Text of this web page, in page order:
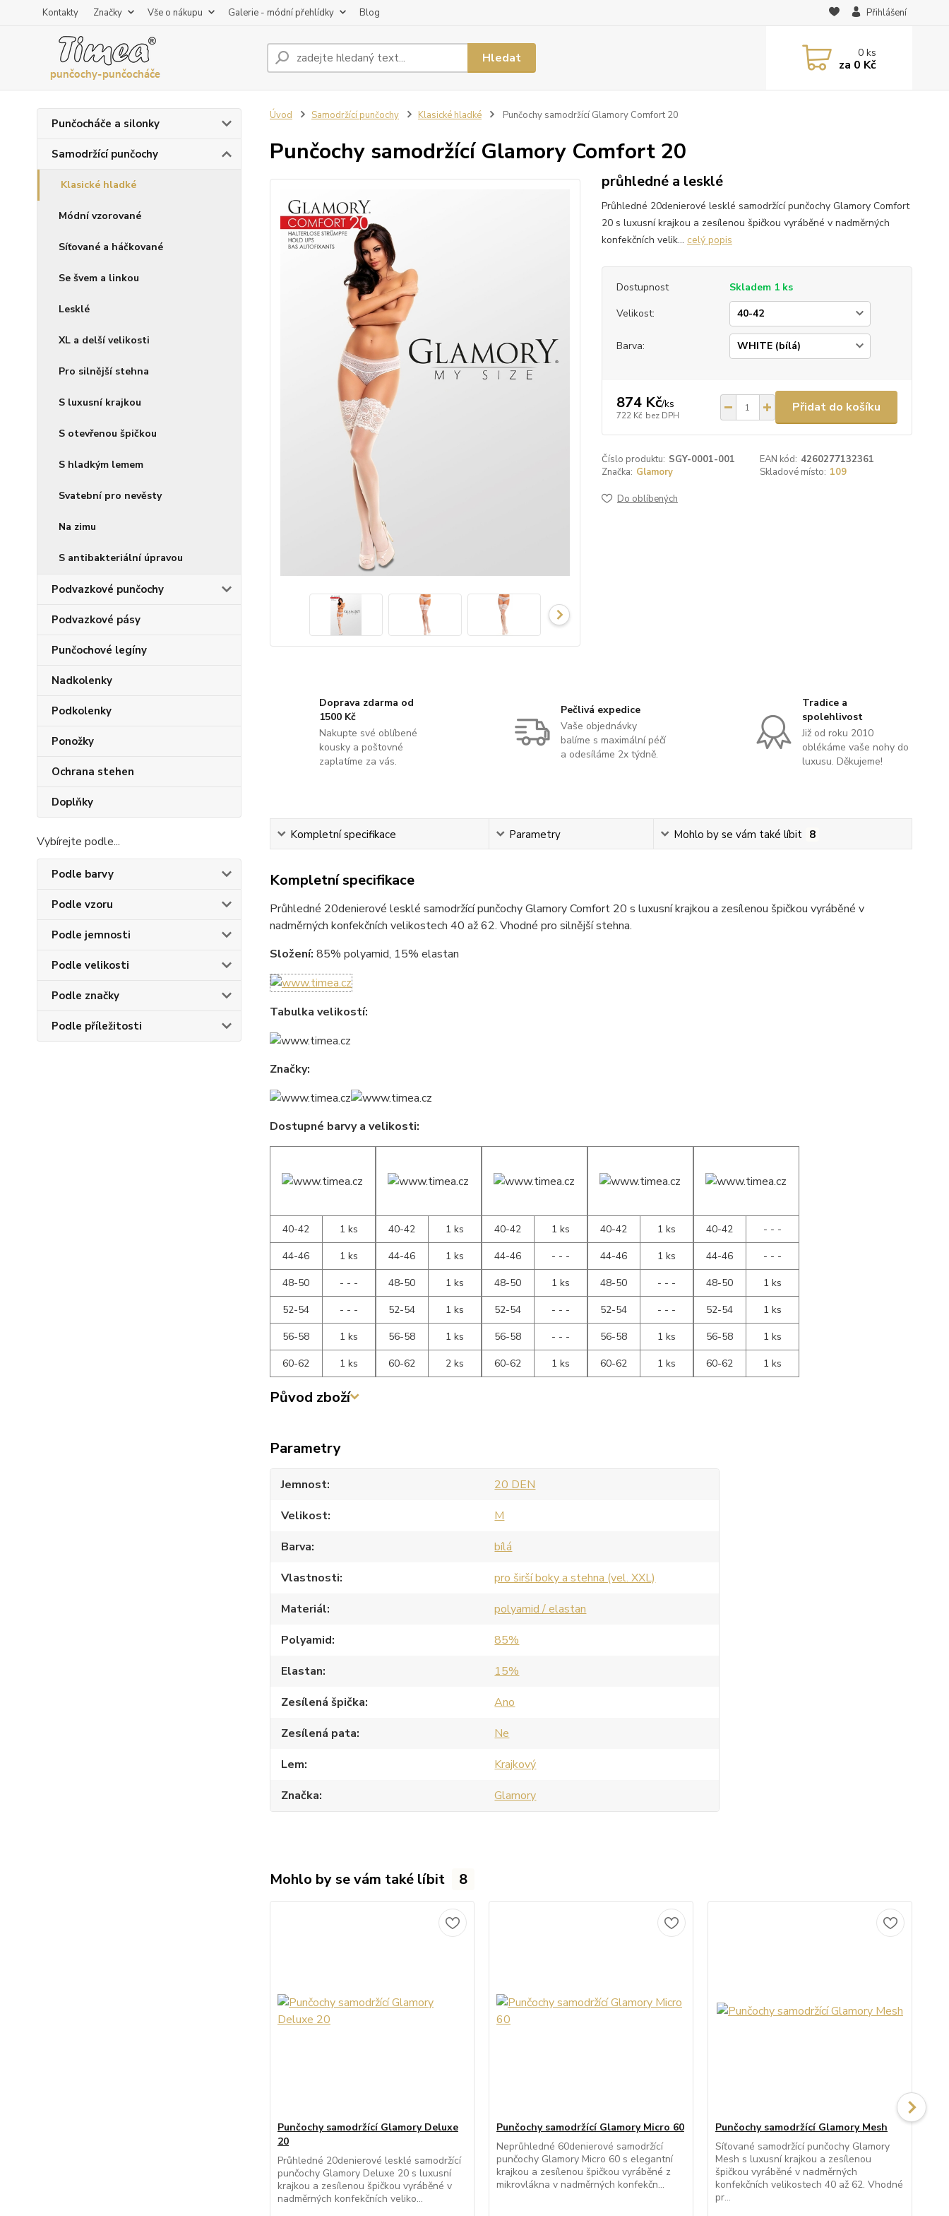
Kontakty Značky Vše o nákupu Galerie - módní přehlídky Blog Přihlášení
Hledat 0ks
za 0 Kč
Punčocháče a silonky
Samodržící punčochy
Klasické hladké
Módní vzorované
Síťované a háčkované
Se švem a linkou
Lesklé
XL a delší velikosti
Pro silnější stehna
S luxusní krajkou
S otevřenou špičkou
S hladkým lemem
Svatební pro nevěsty
Na zimu
S antibakteriální úpravou
Podvazkové punčochy
Podvazkové pásy
Punčochové legíny
Nadkolenky
Podkolenky
Ponožky
Ochrana stehen
Doplňky
Vybírejte podle...
Podle barvy
Podle vzoru
Podle jemnosti
Podle velikosti
Podle značky
Podle příležitosti
Úvod Samodržící punčochy Klasické hladké Punčochy samodržící Glamory Comfort 20
Punčochy samodržící Glamory Comfort 20
průhledné a lesklé
Průhledné 20denierové lesklé samodržící punčochy Glamory Comfort
20 s luxusní krajkou a zesílenou špičkou vyráběné v nadměrných
konfekčních velik... celý popis
Dostupnost
Skladem 1 ks
Velikost:
Barva:
874 Kč/ks
722 Kč bez DPH
Přidat do košíku
Číslo produktu: SGY-0001-001 EAN kód: 4260277132361
Značka: Glamory Skladové místo: 109
Do oblíbených
Doprava zdarma od
1500 Kč
Nakupte své oblíbené
kousky a poštovné
zaplatíme za vás.
Pečlivá expedice
Vaše objednávky
balíme s maximální péčí
a odesíláme 2x týdně.
Tradice a
spolehlivost
Již od roku 2010
oblékáme vaše nohy do
luxusu. Děkujeme!
Kompletní specifikace Parametry Mohlo by se vám také líbit 8
Kompletní specifikace
Průhledné 20denierové lesklé samodržící punčochy Glamory Comfort 20 s luxusní krajkou a zesílenou špičkou vyráběné v
nadměrných konfekčních velikostech 40 až 62. Vhodné pro silnější stehna.
Složení: 85% polyamid, 15% elastan
Tabulka velikostí:
Značky:
Dostupné barvy a velikosti:
40-42
1 ks
44-46
1 ks
48-50
- - -
52-54
- - -
56-58
1 ks
60-62
1 ks
40-42
1 ks
44-46
1 ks
48-50
1 ks
52-54
1 ks
56-58
1 ks
60-62
2 ks
40-42
1 ks
44-46
- - -
48-50
1 ks
52-54
- - -
56-58
- - -
60-62
1 ks
40-42
1 ks
44-46
1 ks
48-50
- - -
52-54
- - -
56-58
1 ks
60-62
1 ks
40-42
- - -
44-46
- - -
48-50
1 ks
52-54
1 ks
56-58
1 ks
60-62
1 ks
Původ zboží
Parametry
Jemnost
20 DEN
Velikost
M
Barva
bílá
Vlastnosti
pro širší boky a stehna (vel. XXL)
Materiál
polyamid / elastan
Polyamid
85%
Elastan
15%
Zesílená špička
Ano
Zesílená pata
Ne
Lem
Krajkový
Značka
Glamory
Mohlo by se vám také líbit 8
Punčochy samodržící Glamory Deluxe
20
Průhledné 20denierové lesklé samodržící
punčochy Glamory Deluxe 20 s luxusní
krajkou a zesílenou špičkou vyráběné v
nadměrných konfekčních veliko...
Punčochy samodržící Glamory Micro 60
Neprůhledné 60denierové samodržící
punčochy Glamory Micro 60 s elegantní
krajkou a zesílenou špičkou vyráběné z
mikrovlákna v nadměrných konfekčn...
Punčochy samodržící Glamory Mesh
Síťované samodržící punčochy Glamory
Mesh s luxusní krajkou a zesílenou
špičkou vyráběné v nadměrných
konfekčních velikostech 40 až 62. Vhodné
pr...